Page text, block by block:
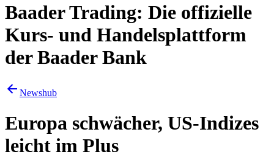
Baader Trading: Die offizielle
Kurs- und Handelsplattform
der Baader Bank
Newshub
Europa schwächer, US-Indizes
leicht im Plus